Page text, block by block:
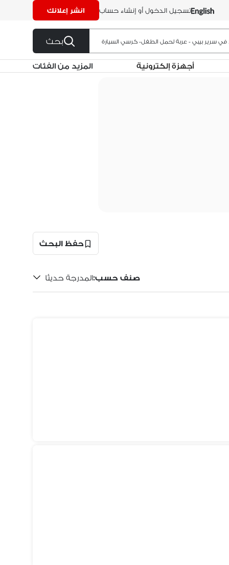
تسجيل الدخول أو إنشاء حساب انشر إعلانك
سرير بيبي - عربة لحمل الطفل- كرسي السيارة بحث
أجهزة إلكترونية المزيد من الفئات
حفظ البحث
صنف حسب:المدرجة حديثًا